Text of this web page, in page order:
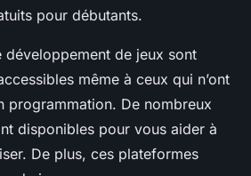
pour débutants.
développement de jeux sont
même à ceux qui n’ont
programmation. De nombreux
disponibles pour vous aider à
De plus, ces plateformes